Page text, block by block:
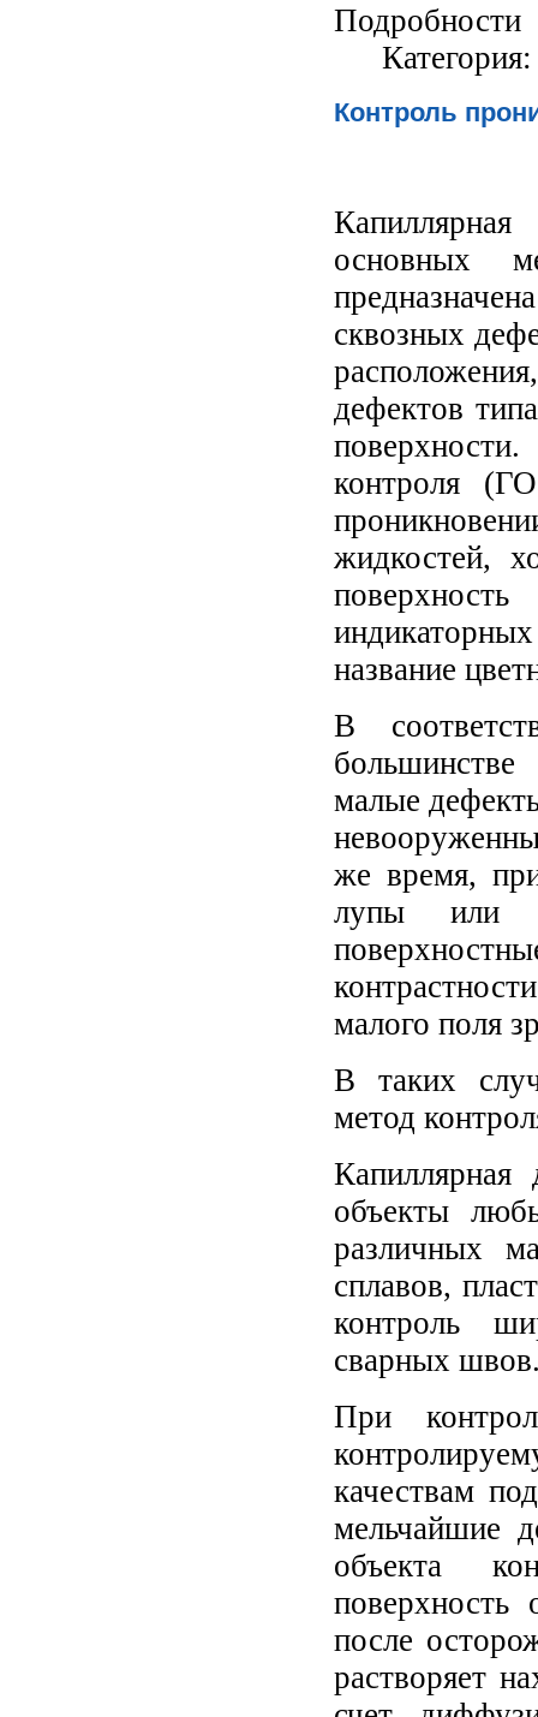
Подробности
Контроль
основных
сквозных
дефектов
контроля
жидкостей,
название
В
большинстве
малые
же время,
лупы или
малого поля
В таких
метод
Капиллярная
объекты
различных
сплавов,
контроль
сварных
При
качествам
мельчайшие
объекта
поверхность
после
растворяет